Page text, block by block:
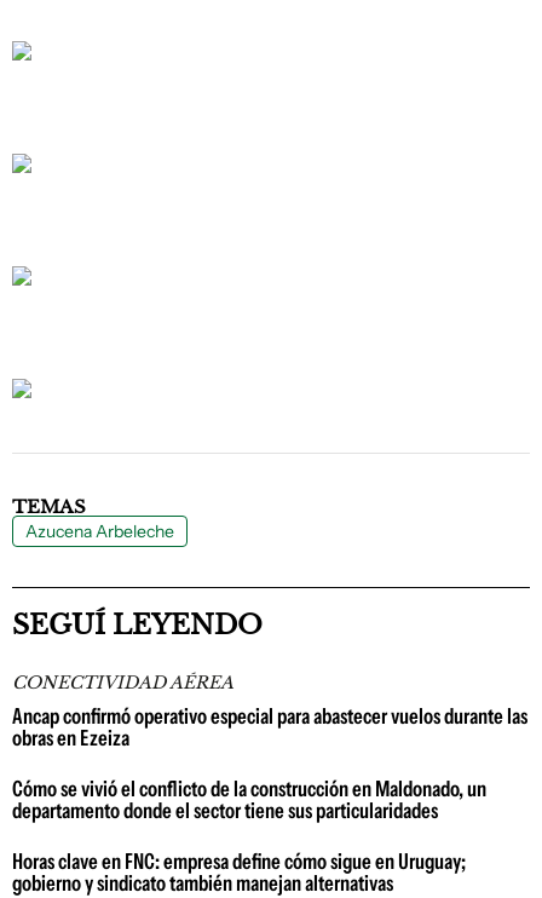
TEMAS
Azucena Arbeleche
SEGUÍ LEYENDO
CONECTIVIDAD AÉREA
Ancap confirmó operativo especial para abastecer vuelos durante las
obras en Ezeiza
Cómo se vivió el conflicto de la construcción en Maldonado, un
departamento donde el sector tiene sus particularidades
Horas clave en FNC: empresa define cómo sigue en Uruguay;
gobierno y sindicato también manejan alternativas